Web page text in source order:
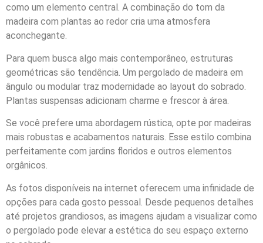
como um elemento central. A combinação do tom da
madeira com plantas ao redor cria uma atmosfera
aconchegante.
Para quem busca algo mais contemporâneo, estruturas
geométricas são tendência. Um pergolado de madeira em
ângulo ou modular traz modernidade ao layout do sobrado.
Plantas suspensas adicionam charme e frescor à área.
Se você prefere uma abordagem rústica, opte por madeiras
mais robustas e acabamentos naturais. Esse estilo combina
perfeitamente com jardins floridos e outros elementos
orgânicos.
As fotos disponíveis na internet oferecem uma infinidade de
opções para cada gosto pessoal. Desde pequenos detalhes
até projetos grandiosos, as imagens ajudam a visualizar como
o pergolado pode elevar a estética do seu espaço externo